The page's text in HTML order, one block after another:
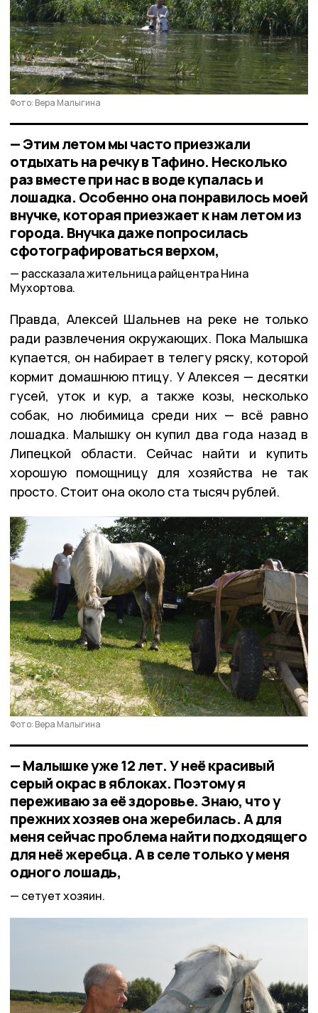
Фото: Вера Малыгина
— Этим летом мы часто приезжали
отдыхать на речку в Тафино. Несколько
раз вместе при нас в воде купалась и
лошадка. Особенно она понравилось моей
внучке, которая приезжает к нам летом из
города. Внучка даже попросилась
сфотографироваться верхом,
рассказала жительница райцентра Нина
Мухортова.
Правда, Алексей Шальнев на реке не только
ради развлечения окружающих. Пока Малышка
купается, он набирает в телегу ряску, которой
кормит домашнюю птицу. У Алексея — десятки
гусей, уток и кур, а также козы, несколько
собак, но любимица среди них — всё равно
лошадка. Малышку он купил два года назад в
Липецкой области. Сейчас найти и купить
хорошую помощницу для хозяйства не так
просто. Стоит она около ста тысяч рублей.
Фото: Вера Малыгина
— Малышке уже 12 лет. У неё красивый
серый окрас в яблоках. Поэтому я
переживаю за её здоровье. Знаю, что у
прежних хозяев она жеребилась. А для
меня сейчас проблема найти подходящего
для неё жеребца. А в селе только у меня
одного лошадь,
сетует хозяин.